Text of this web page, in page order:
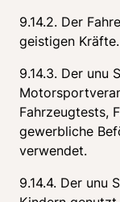
9.14.2. Der
geistigen Kräfte.
9.14.3. Der unu
Fahrzeugtests,
gewerbliche
verwendet.
9.14.4. Der unu